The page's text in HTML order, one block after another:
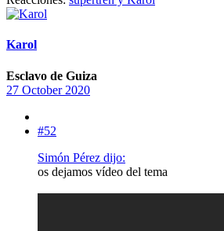
Karol
Esclavo de Guiza
27 October 2020
#52
Simón Pérez dijo:
os dejamos vídeo del tema